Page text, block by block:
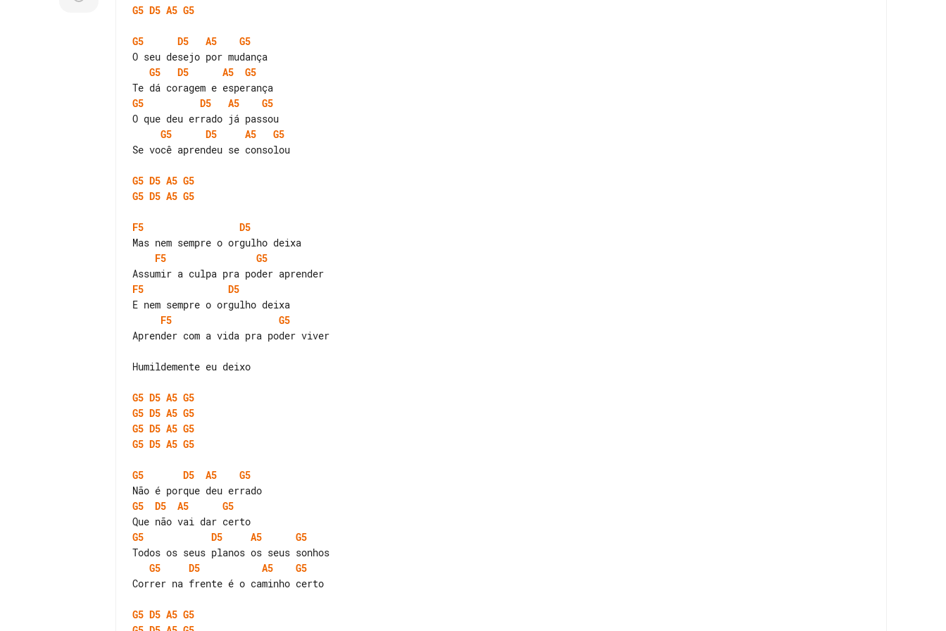
G5 D5 A5 G5
G5 D5 A5
G5
G5
D5 A5
G5
G5
D5 A5
G5
G5
D5 A5
G5
Se você aprendeu se consolou
G5 D5 A5 G5
G5 D5 A5 G5
F5
D5
F5
G5
F5
D5
F5
G5
Aprender com a vida pra poder viver
Humildemente eu deixo
G5 D5 A5 G5
G5 D5 A5 G5
G5 D5 A5 G5
G5 D5 A5 G5
G5 D5 A5
G5
G5
D5 A5
G5
G5
D5 A5
G5
G5
D5 A5
G5
Correr na frente é o caminho certo
G5 D5 A5 G5